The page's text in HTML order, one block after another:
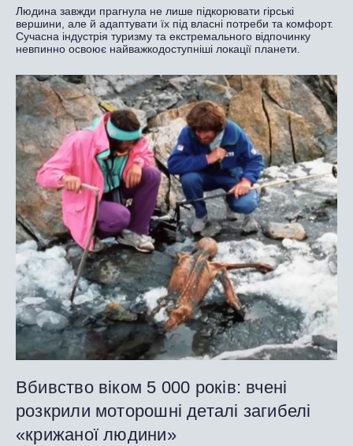
Людина завжди прагнула не лише підкорювати гірські
вершини, але й адаптувати їх під власні потреби та комфорт.
Сучасна індустрія туризму та екстремального відпочинку
невпинно освоює найважкодоступніші локації планети.
Вбивство віком 5 000 років: вчені
розкрили моторошні деталі загибелі
«крижаної людини»